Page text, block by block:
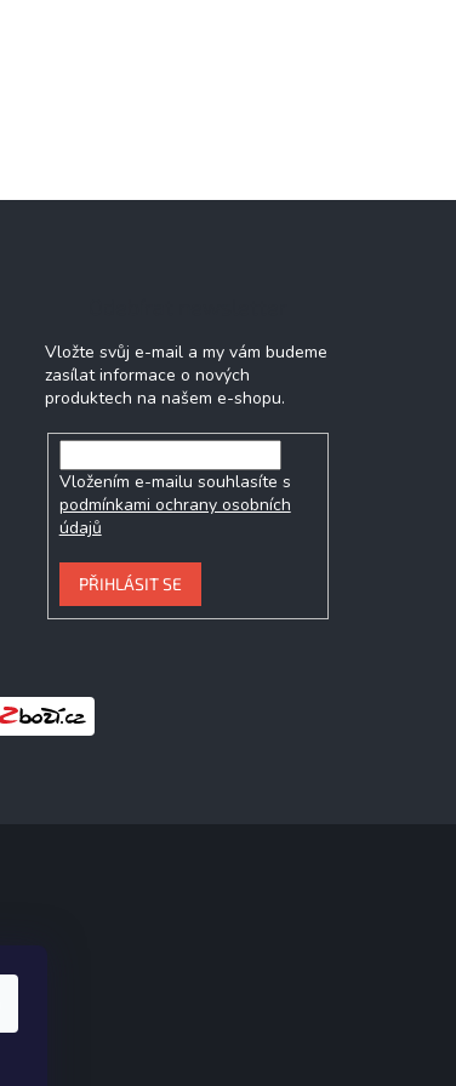
Vložte svůj e-mail a my vám budeme
zasílat informace o nových
produktech na našem e-shopu.
Vložením e-mailu souhlasíte s
podmínkami ochrany osobních
údajů
PŘIHLÁSIT SE